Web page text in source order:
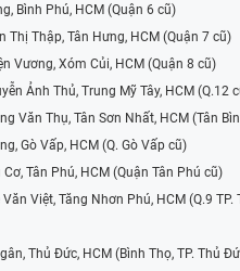
Bình Phú, HCM (Quận 6 cũ)
Thị Thập, Tân Hưng, HCM (Quận 7 cũ)
Vương, Xóm Củi, HCM (Quận 8 cũ)
Ảnh Thủ, Trung Mỹ Tây, HCM (Q.12
Văn Thụ, Tân Sơn Nhất, HCM (Tân
Gò Vấp, HCM (Q. Gò Vấp cũ)
Tân Phú, HCM (Quận Tân Phú cũ)
Văn Việt, Tăng Nhơn Phú, HCM (Q.9 TP.
Thủ Đức, HCM (Bình Thọ, TP. Thủ